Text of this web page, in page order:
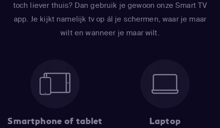
toch liever thuis? Dan gebruik je gewoon onze Smart TV
app. Je kijkt namelijk tv op ál je schermen, waar je maar
wilt en wanneer je maar wilt.
Smartphone of tablet Laptop